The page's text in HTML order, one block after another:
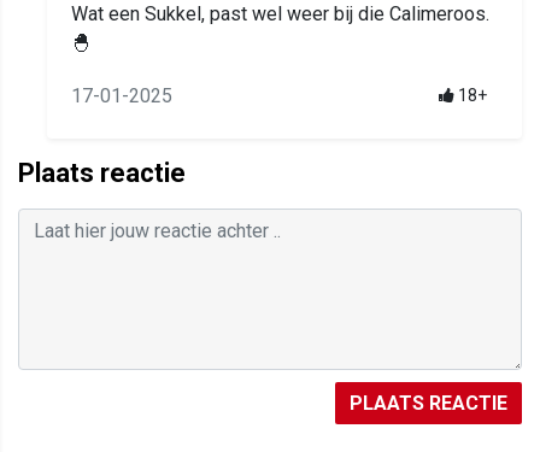
Wat een Sukkel, past wel weer bij die Calimeroos.
🐣
17-01-2025 18+
Plaats reactie
PLAATS REACTIE